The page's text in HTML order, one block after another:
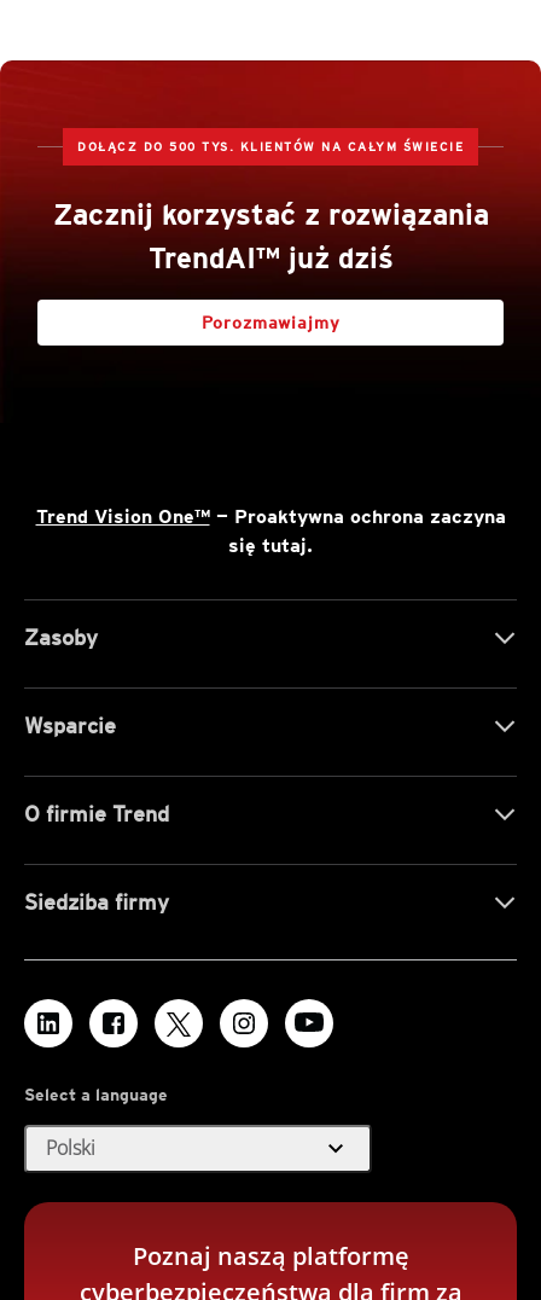
DOŁĄCZ DO 500 TYS. KLIENTÓW NA CAŁYM ŚWIECIE
Zacznij korzystać z rozwiązania
TrendAI™ już dziś
Porozmawiajmy
Trend Vision One™— Proaktywna ochrona zaczyna
się tutaj.
Zasoby
Wsparcie
O firmie Trend
Siedziba firmy
Select a language
Polski expand_more
Poznaj naszą platformę
cyberbezpieczeństwa dla firm za